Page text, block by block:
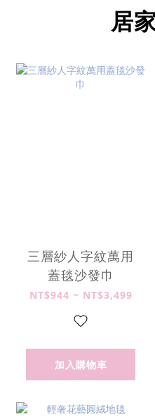
居
三層紗人字紋萬用
蓋毯沙發巾
NT$944 ~ NT$3,499
加入購物車